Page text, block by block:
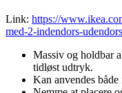
Link: https://
med-2-indendors-
Massiv og holdbar
tidløst udtryk.
Kan anvendes